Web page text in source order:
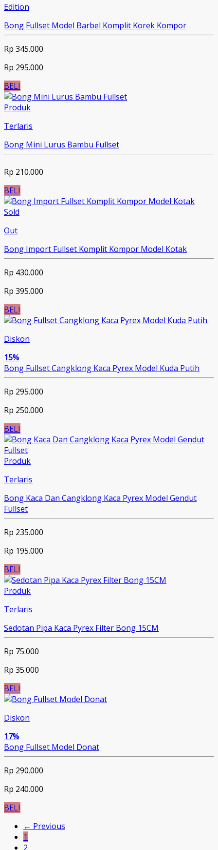
Edition
Bong Fullset Model Barbel Komplit Korek Kompor
Rp 345.000
Rp 295.000
BELI
Produk
Terlaris
Bong Mini Lurus Bambu Fullset
Rp 210.000
BELI
Sold
Out
Bong Import Fullset Komplit Kompor Model Kotak
Rp 430.000
Rp 395.000
BELI
Diskon
15%
Bong Fullset Cangklong Kaca Pyrex Model Kuda Putih
Rp 295.000
Rp 250.000
BELI
Produk
Terlaris
Bong Kaca Dan Cangklong Kaca Pyrex Model Gendut
Fullset
Rp 235.000
Rp 195.000
BELI
Produk
Terlaris
Sedotan Pipa Kaca Pyrex Filter Bong 15CM
Rp 75.000
Rp 35.000
BELI
Diskon
17%
Bong Fullset Model Donat
Rp 290.000
Rp 240.000
BELI
← Previous
1
2